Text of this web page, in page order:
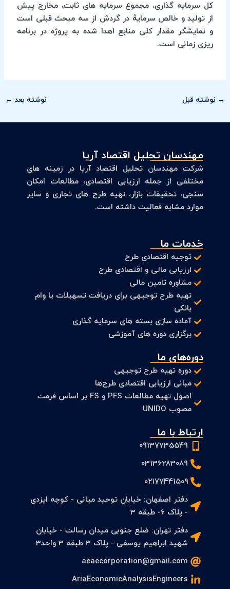
کل سرمایه گذاری، مجموع سرمایه های ثابت، مخارج پیش
از تولید و خالص سرمایۀ در گردش از سه مبحث قبلی است
و نمایشگر مقدار کلی منابع اهدا شده به پروژه در برنامه
ریزی زمانی است.
→ نوشته قبل نوشته بعد ←
مهندسان تحلیل اقتصاد آریا
شرکت مهندسان تحلیل اقتصاد آریا در زمینه های
مختلفی از جمله ارزیابی اقتصادی، مطالعات امکان
سنجی، تحقیقات بازار، تهیه طرح های تجاری و سایر
موارد مشابه فعالیت داشته است.
خدمات ما
توجیه اقتصادی طرح
ارزیابی مالی و اقتصادی طرح
مشاوره تامین مالی
تهیه طرح توجیهی برای دریافت تسهیلات یا وام
بانکی
آماده سازی بسته های سرمایه گذاری
برگزاری دوره های آموزشی
دوره‌های ما
دوره تهیه طرح توجیهی
مبانی ارزیابی اقتصادی طرح‌ها
اصول تهیه مطالعات PFS و FS بر اساس فرمت
مصوب UNIDO
ارتباط با ما
09137735549
03136283089
۰۲۱۷۷۴۴۱۵۰۹
دفتر اصفهان: خیابان توحید میانی - کوچه ایزدی
- پلاک 6- طبقه 3
دفتر تهران: ضلع جنوبی میدان رسالت - خیابان
شهید ابراهیم یوسفی - پلاک 3 طبقه 3 واحد3
aeaecorporation@gmail.com
AriaEconomicAnalysisEngineers